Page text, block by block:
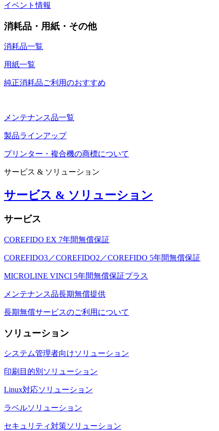
イベント情報
消耗品・用紙・その他
消耗品一覧
用紙一覧
純正消耗品ご利用のおすすめ
メンテナンス品一覧
製品ラインアップ
プリンター・複合機の商標について
サービス & ソリューション
サービス & ソリューション
サービス
COREFIDO EX 7年間無償保証
COREFIDO3／COREFIDO2／COREFIDO 5年間無償保証
MICROLINE VINCI 5年間無償保証プラス
メンテナンス品長期無償提供
長期無償サービスのご利用について
ソリューション
システム管理者向けソリューション
印刷目的別ソリューション
Linux対応ソリューション
ラベルソリューション
セキュリティ対策ソリューション